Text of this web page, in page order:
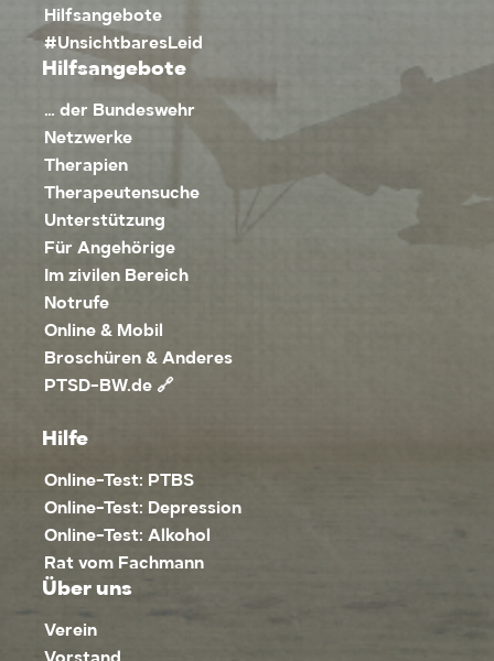
Hilfsangebote
#UnsichtbaresLeid
Hilfsangebote
… der Bundeswehr
Netzwerke
Therapien
Therapeutensuche
Unterstützung
Für Angehörige
Im zivilen Bereich
Notrufe
Online & Mobil
Broschüren & Anderes
PTSD-BW.de 🔗
Hilfe
Online-Test: PTBS
Online-Test: Depression
Online-Test: Alkohol
Rat vom Fachmann
Über uns
Verein